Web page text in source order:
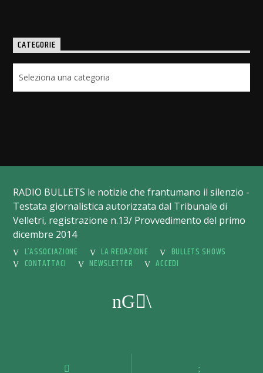
CATEGORIE
RADIO BULLETS le notizie che frantumano il silenzio -
Testata giornalistica autorizzata dal Tribunale di
Velletri, registrazione n.13/ Provvedimento del primo
dicembre 2014
L’ASSOCIAZIONE
LA REDAZIONE
BULLETS SHOWS
CONTATTACI
NEWSLETTER ACCEDI